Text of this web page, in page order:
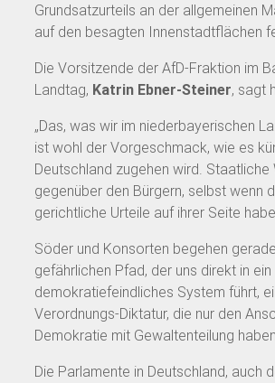
Grundsatzurteils an der allgemeinen
auf den besagten Innenstadtflächen
Die Vorsitzende der AfD-Fraktion im
Landtag, Katrin Ebner-Steiner, sagt
„Das, was wir im niederbayerischen
ist wohl der Vorgeschmack, wie es
Deutschland zugehen wird. Staatliche
gegenüber den Bürgern, selbst wenn
gerichtliche Urteile auf ihrer Seite
Söder und Konsorten begehen
gefährlichen Pfad, der uns direkt in ein
demokratiefeindliches System führt,
Verordnungs-Diktatur, die nur den
Demokratie mit Gewaltenteilung
Die Parlamente in Deutschland, auch